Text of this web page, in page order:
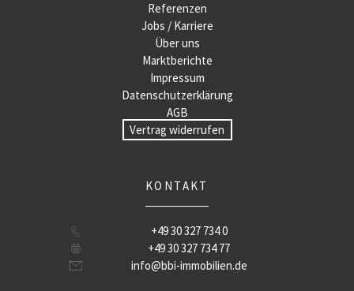
Referenzen
Jobs / Karriere
Über uns
Marktberichte
Impressum
Datenschutzerklärung
AGB
Vertrag widerrufen
KONTAKT
+49 30 327 734 0
+49 30 327 734 77
info@bbi-immobilien.de